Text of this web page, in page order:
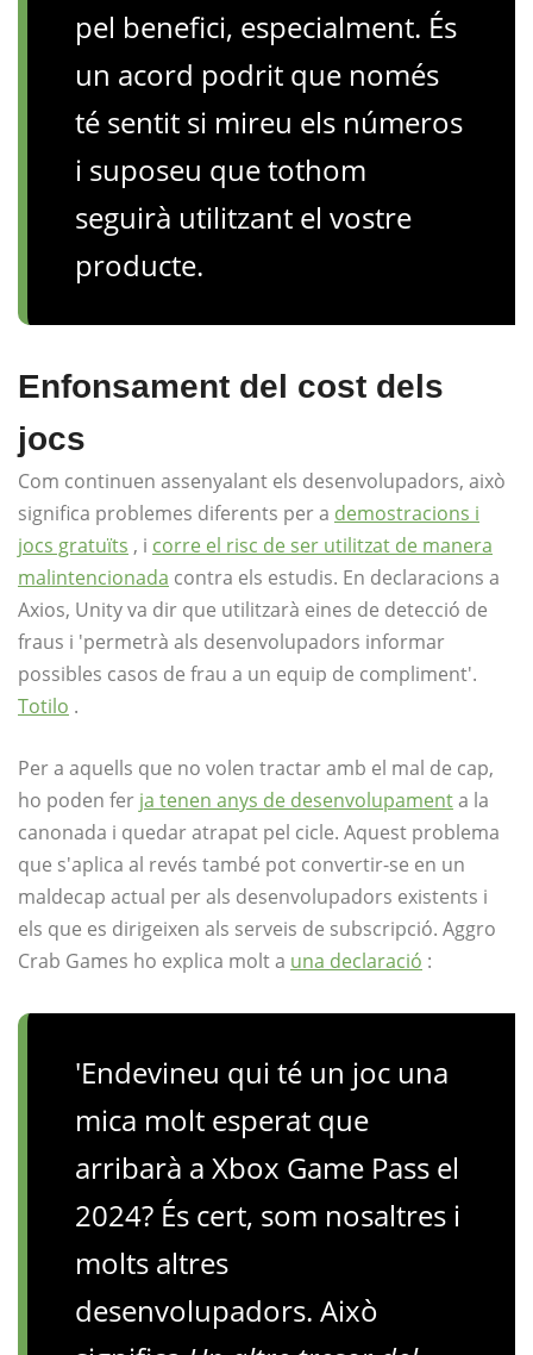
pel benefici, especialment. És
un acord podrit que només
té sentit si mireu els números
i suposeu que tothom
seguirà utilitzant el vostre
producte.
Enfonsament del cost dels
jocs
Com continuen assenyalant els desenvolupadors, això
significa problemes diferents per a demostracions i
jocs gratuïts , i corre el risc de ser utilitzat de manera
malintencionada contra els estudis. En declaracions a
Axios, Unity va dir que utilitzarà eines de detecció de
fraus i 'permetrà als desenvolupadors informar
possibles casos de frau a un equip de compliment'.
Totilo .
Per a aquells que no volen tractar amb el mal de cap,
ho poden fer ja tenen anys de desenvolupamenta la
canonada i quedar atrapat pel cicle. Aquest problema
que s'aplica al revés també pot convertir-se en un
maldecap actual per als desenvolupadors existents i
els que es dirigeixen als serveis de subscripció. Aggro
Crab Games ho explica molt a una declaració :
'Endevineu qui té un joc una
mica molt esperat que
arribarà a Xbox Game Pass el
2024? És cert, som nosaltres i
molts altres
desenvolupadors. Això